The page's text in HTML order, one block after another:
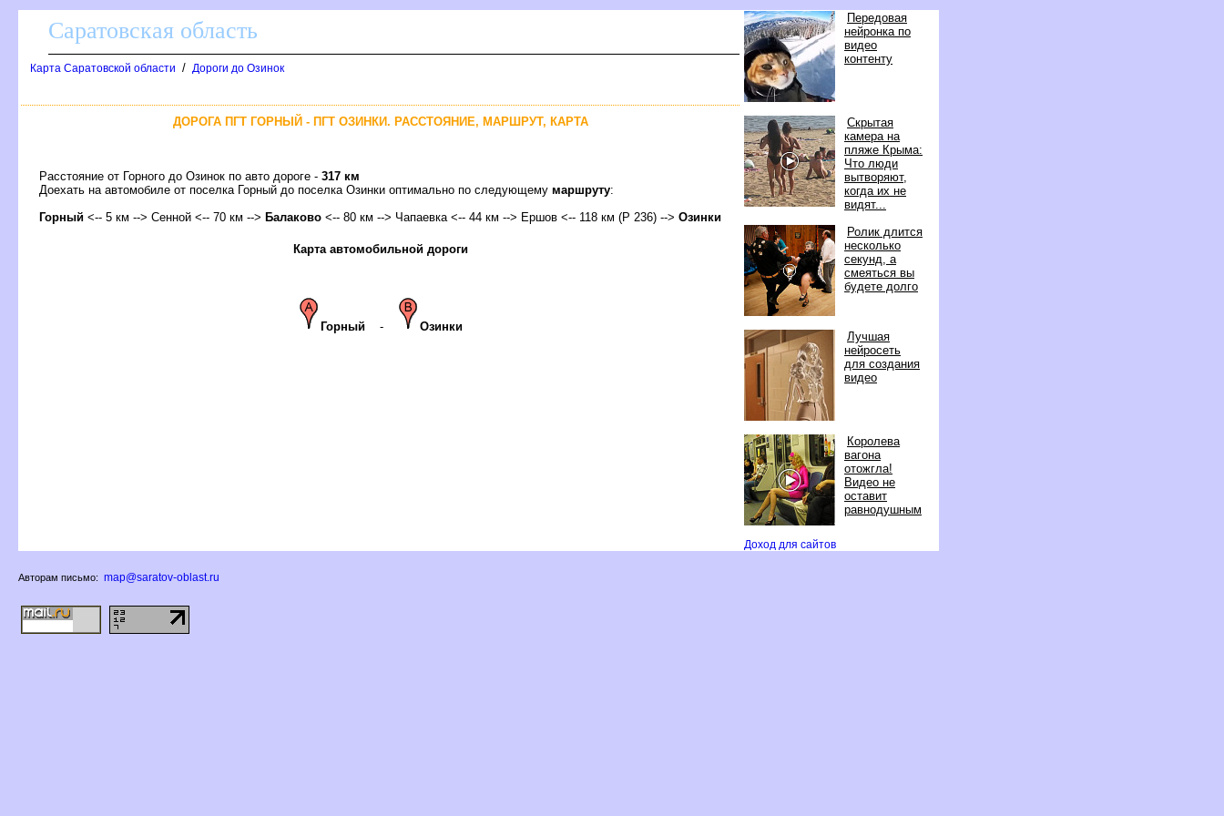
Передовая
нейронка по
идео
контенту
Скрытая
камера на
пляже Крыма:
Что люди
ытворяют,
когда их не
идят...
Ролик длится
несколько
секунд, а
смеяться вы
удете долго
Лучшая
нейросеть
для создания
идео
Королева
агона
отожгла!
идео не
оставит
равнодушным
Доход для сайто
Саратовская область
Карта Саратовской области / Дороги до Озинок
ДОРОГА ПГТ ГОРНЫЙ - ПГТ ОЗИНКИ. РАССТОЯНИЕ, МАРШРУТ, КАРТА
Расстояние от Горного до Озинок по авто дороге - 317 км
Доехать на автомобиле от поселка Горный до поселка Озинки оптимально по следующему маршруту:
Горный <-- 5 км --> Сенной <-- 70 км --> Балаково <-- 80 км --> Чапаевка <-- 44 км --> Ершов <-- 118 км (Р 236) --> Озинки
Карта автомобильной дороги
Горный- Озинки
Авторам письмо: map@saratov-oblast.ru